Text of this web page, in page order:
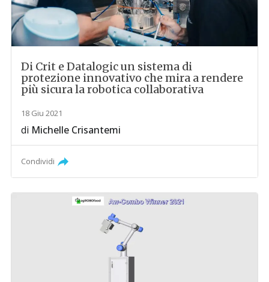
Di Crit e Datalogic un sistema di
protezione innovativo che mira a rendere
più sicura la robotica collaborativa
18 Giu 2021
di Michelle Crisantemi
Condividi